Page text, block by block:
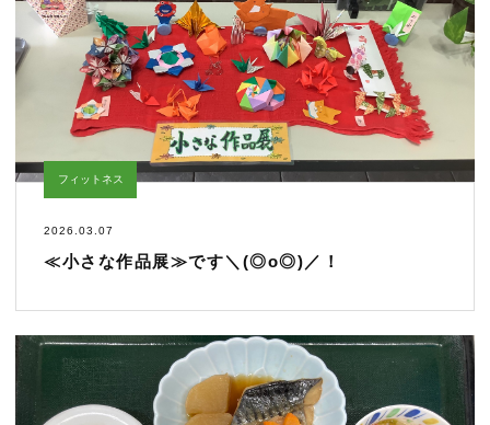
フィットネス
2026.03.07
≪小さな作品展≫です＼(◎o◎)／！